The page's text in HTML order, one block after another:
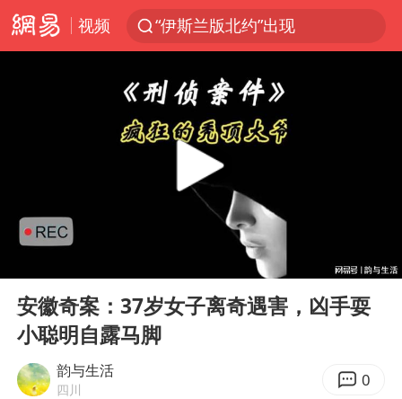
视频
“伊斯兰版北约”出现
以军士兵把枪口对准中国记者
白海豚在海上打了个结
方桃子代言广告视频已下架
外国游客的“中国游三件套”火了
上海大部迎大暴雨
Play
安徽奇案：37岁女子离奇遇害，凶手耍
小聪明自露马脚
韵与生活
四川 0